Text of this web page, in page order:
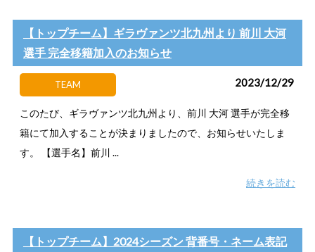
【トップチーム】ギラヴァンツ北九州より 前川 大河
選手 完全移籍加入のお知らせ
TEAM 2023/12/29
このたび、ギラヴァンツ北九州より、前川 大河 選手が完全移
籍にて加入することが決まりましたので、お知らせいたしま
す。 【選手名】前川 ...
続きを読む
【トップチーム】2024シーズン 背番号・ネーム表記